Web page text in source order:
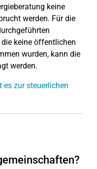
keine
werden. Für die
keine öffentlichen
wurden, kann die
werden.
es zur steuerlichen